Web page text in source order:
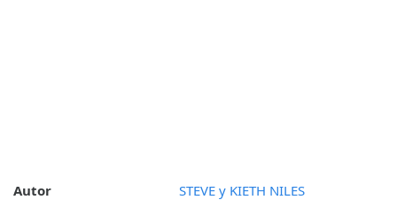
Autor
STEVE y KIETH NILES